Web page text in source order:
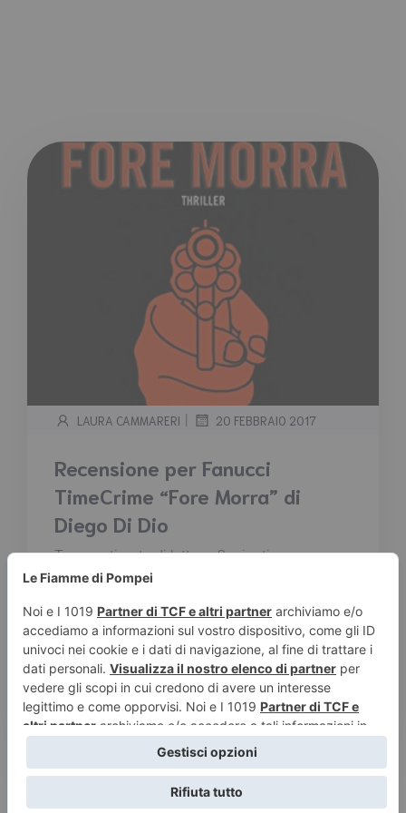
LAURA CAMMARERI | 20 FEBBRAIO 2017
Recensione per Fanucci
TimeCrime “Fore Morra” di
Diego Di Dio
Tempo stimato di lettura:2 minuti
Senza sosta e senza redenzione. Gente
un’umanità esasperata, giochi di ruolo tra
vittime e carnefici. Diego Di Dio si diletta con la
psicologia dei suoi personaggi costruendo
una storia che sconvolge e al tempo stesso
commuove....
Leggi tutto